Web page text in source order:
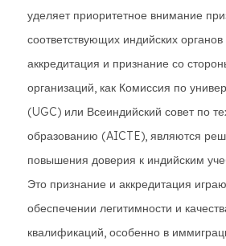
уделяет приоритетное внимание
соответствующих индийских
аккредитация и признание со
организаций, как Комиссия по
(UGC) или Всеиндийский совет по
образованию (AICTE), являются
повышения доверия к индийским
Это признание и аккредитация
обеспечении легитимности и
квалификаций, особенно в